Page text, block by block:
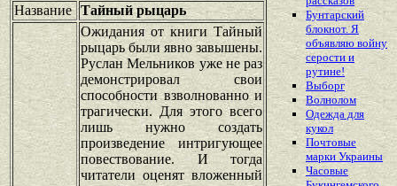
Название Тайный рыцарь
Ожидания от книги Тайный
рыцарь были явно завышены.
Руслан Мельников уже не раз
демонстрировал свои
способности взволнованно и
трагически. Для этого всего
лишь нужно создать
произведение интригующее
повествование. И тогда
читатели оценят вложенный
Бунтарский
блокнот. Я
объявляю войну
серости и
рутине!
Выборг
Волнолом
Одежда для
кукол
Почтовые
марки Украины
Часовые